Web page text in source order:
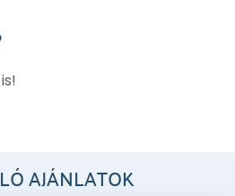
AJÁNLATOK